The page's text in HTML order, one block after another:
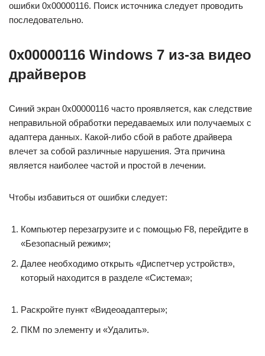
ошибки 0x00000116. Поиск источника следует проводить
последовательно.
0x00000116 Windows 7 из-за видео
драйверов
Синий экран 0x00000116 часто проявляется, как следствие
неправильной обработки передаваемых или получаемых с
адаптера данных. Какой-либо сбой в работе драйвера
влечет за собой различные нарушения. Эта причина
является наиболее частой и простой в лечении.
Чтобы избавиться от ошибки следует:
Компьютер перезагрузите и с помощью F8, перейдите в
«Безопасный режим»;
Далее необходимо открыть «Диспетчер устройств»,
который находится в разделе «Система»;
Раскройте пункт «Видеоадаптеры»;
ПКМ по элементу и «Удалить».